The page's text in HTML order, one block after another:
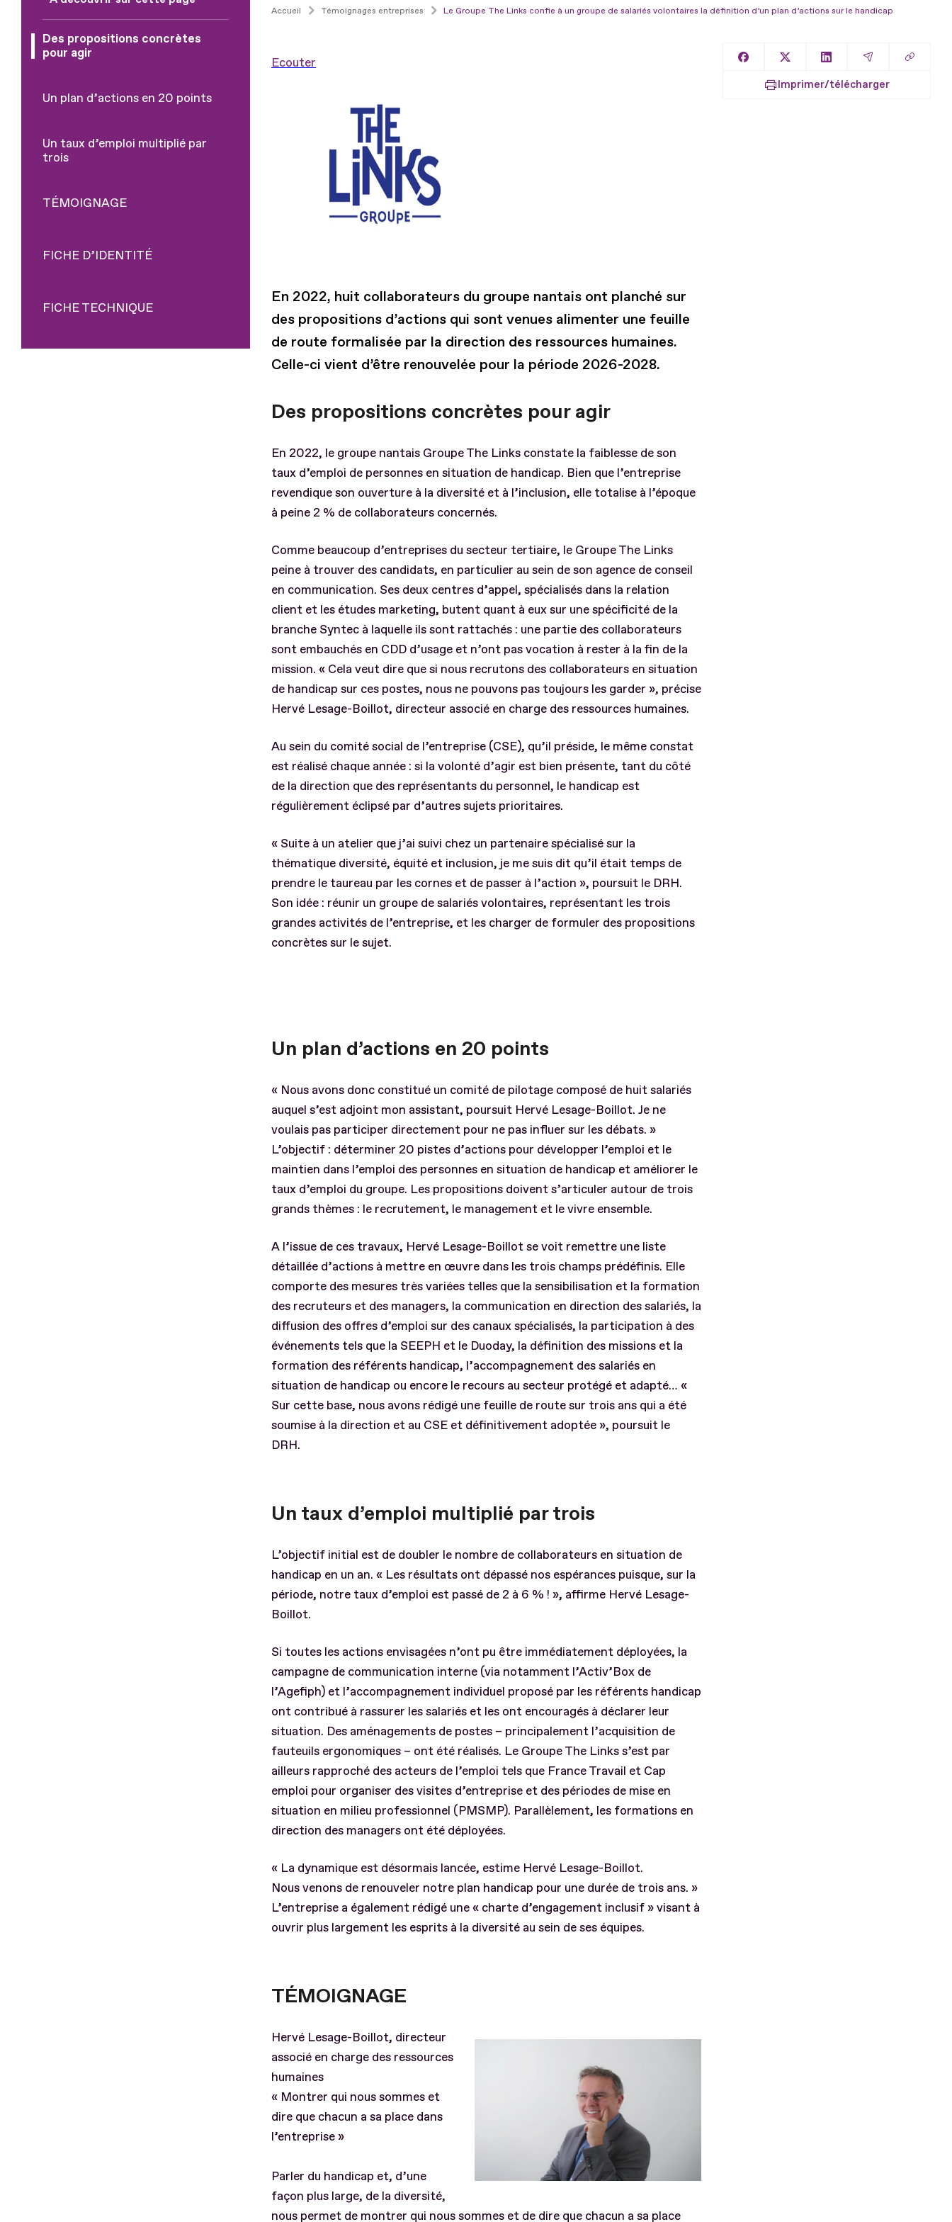
Accueil Témoignages entreprises Le Groupe The Links confie à un groupe de salariés volontaires la définition d’un plan d’actions sur le handicap
Des propositions concrètes
pour agir
Un plan d’actions en 20 points
Un taux d’emploi multiplié par
trois
TÉMOIGNAGE
FICHE D’IDENTITÉ
FICHE TECHNIQUE
Ecouter
En 2022, huit collaborateurs du groupe nantais ont planché sur
des propositions d’actions qui sont venues alimenter une feuille
de route formalisée par la direction des ressources humaines.
Celle-ci vient d’être renouvelée pour la période 2026-2028.
Des propositions concrètes pour agir
En 2022, le groupe nantais Groupe The Links constate la faiblesse de son
taux d’emploi de personnes en situation de handicap. Bien que l’entreprise
revendique son ouverture à la diversité et à l’inclusion, elle totalise à l’époque
à peine 2 % de collaborateurs concernés.
Comme beaucoup d’entreprises du secteur tertiaire, le Groupe The Links
peine à trouver des candidats, en particulier au sein de son agence de conseil
en communication. Ses deux centres d’appel, spécialisés dans la relation
client et les études marketing, butent quant à eux sur une spécificité de la
branche Syntec à laquelle ils sont rattachés : une partie des collaborateurs
sont embauchés en CDD d’usage et n’ont pas vocation à rester à la fin de la
mission. « Cela veut dire que si nous recrutons des collaborateurs en situation
de handicap sur ces postes, nous ne pouvons pas toujours les garder », précise
Hervé Lesage-Boillot, directeur associé en charge des ressources humaines.
Au sein du comité social de l’entreprise (CSE), qu’il préside, le même constat
est réalisé chaque année : si la volonté d’agir est bien présente, tant du côté
de la direction que des représentants du personnel, le handicap est
régulièrement éclipsé par d’autres sujets prioritaires.
« Suite à un atelier que j’ai suivi chez un partenaire spécialisé sur la
thématique diversité, équité et inclusion, je me suis dit qu’il était temps de
prendre le taureau par les cornes et de passer à l’action », poursuit le DRH.
Son idée : réunir un groupe de salariés volontaires, représentant les trois
grandes activités de l’entreprise, et les charger de formuler des propositions
concrètes sur le sujet.
Un plan d’actions en 20 points
« Nous avons donc constitué un comité de pilotage composé de huit salariés
auquel s’est adjoint mon assistant, poursuit Hervé Lesage-Boillot. Je ne
voulais pas participer directement pour ne pas influer sur les débats. »
L’objectif : déterminer 20 pistes d’actions pour développer l’emploi et le
maintien dans l’emploi des personnes en situation de handicap et améliorer le
taux d’emploi du groupe. Les propositions doivent s’articuler autour de trois
grands thèmes : le recrutement, le management et le vivre ensemble.
A l’issue de ces travaux, Hervé Lesage-Boillot se voit remettre une liste
détaillée d’actions à mettre en œuvre dans les trois champs prédéfinis. Elle
comporte des mesures très variées telles que la sensibilisation et la formation
des recruteurs et des managers, la communication en direction des salariés, la
diffusion des offres d’emploi sur des canaux spécialisés, la participation à des
événements tels que la SEEPH et le Duoday, la définition des missions et la
formation des référents handicap, l’accompagnement des salariés en
situation de handicap ou encore le recours au secteur protégé et adapté… «
Sur cette base, nous avons rédigé une feuille de route sur trois ans qui a été
soumise à la direction et au CSE et définitivement adoptée », poursuit le
DRH.
Un taux d’emploi multiplié par trois
L’objectif initial est de doubler le nombre de collaborateurs en situation de
handicap en un an. « Les résultats ont dépassé nos espérances puisque, sur la
période, notre taux d’emploi est passé de 2 à 6 % ! », affirme Hervé Lesage-
Boillot.
Si toutes les actions envisagées n’ont pu être immédiatement déployées, la
campagne de communication interne (via notamment l’Activ’Box de
l’Agefiph) et l’accompagnement individuel proposé par les référents handicap
ont contribué à rassurer les salariés et les ont encouragés à déclarer leur
situation. Des aménagements de postes – principalement l’acquisition de
fauteuils ergonomiques – ont été réalisés. Le Groupe The Links s’est par
ailleurs rapproché des acteurs de l’emploi tels que France Travail et Cap
emploi pour organiser des visites d’entreprise et des périodes de mise en
situation en milieu professionnel (PMSMP). Parallèlement, les formations en
direction des managers ont été déployées.
« La dynamique est désormais lancée, estime Hervé Lesage-Boillot.
Nous venons de renouveler notre plan handicap pour une durée de trois ans. »
L’entreprise a également rédigé une « charte d’engagement inclusif » visant à
ouvrir plus largement les esprits à la diversité au sein de ses équipes.
TÉMOIGNAGE
Hervé Lesage-Boillot, directeur
associé en charge des ressources
humaines
« Montrer qui nous sommes et
dire que chacun a sa place dans
l’entreprise »
Parler du handicap et, d’une
façon plus large, de la diversité,
nous permet de montrer qui nous sommes et de dire que chacun a sa place
Partager sur Facebook
Partager sur XPartager sur LinkedIn
Partager par
Copier
Imprimer/télécharger